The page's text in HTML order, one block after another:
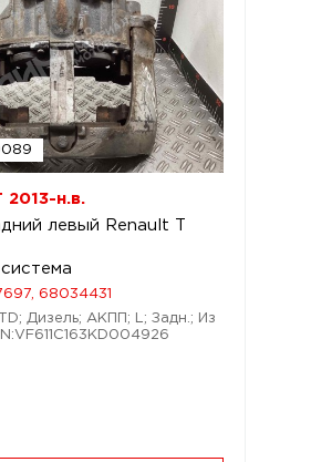
2013-н.в.
левый Renault T
68034431
Дизель; АКПП; L; Задн.; Из